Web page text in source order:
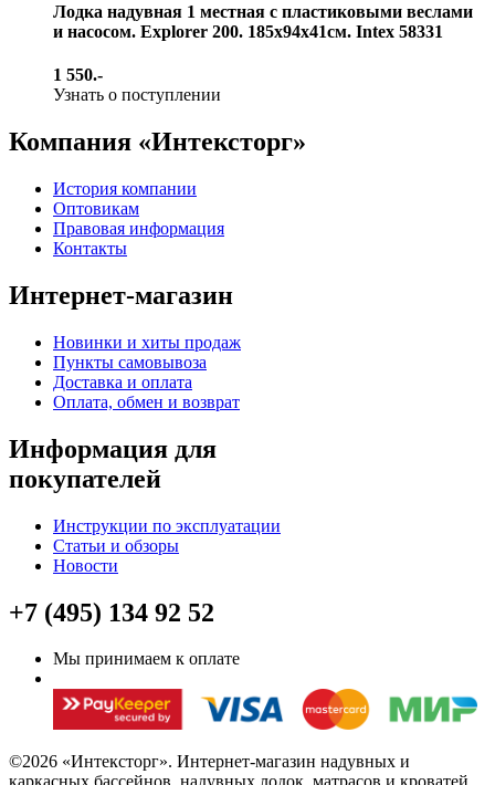
Лодка надувная 1 местная с пластиковыми веслами
и насосом. Explorer 200. 185х94х41см. Intex 58331
1 550.-
Узнать о поступлении
Компания «Интексторг»
История компании
Оптовикам
Правовая информация
Контакты
Интернет-магазин
Новинки и хиты продаж
Пункты самовывоза
Доставка и оплата
Оплата, обмен и возврат
Информация для
покупателей
Инструкции по эксплуатации
Статьи и обзоры
Новости
+7 (495) 134 92 52
Мы принимаем к оплате
©2026 «Интексторг». Интернет-магазин надувных и